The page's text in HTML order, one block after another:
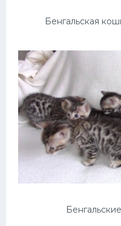
Бенгальская